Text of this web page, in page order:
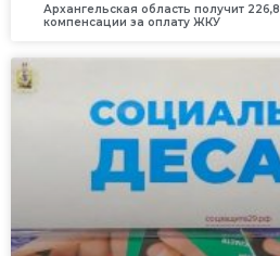
Архангельская область получит
компенсации за оплату ЖКУ